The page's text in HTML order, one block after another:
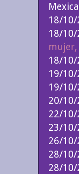
18/10/
18/
mujer,
18/
19/
19/
20/10/
22/
23/
26/
28/
28/